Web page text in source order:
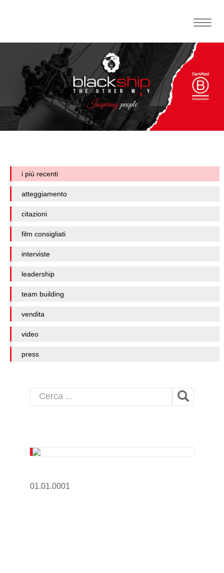
Toggle
i più recenti
atteggiamento
citazioni
film consigliati
interviste
leadership
team building
vendita
video
press
01.01.0001